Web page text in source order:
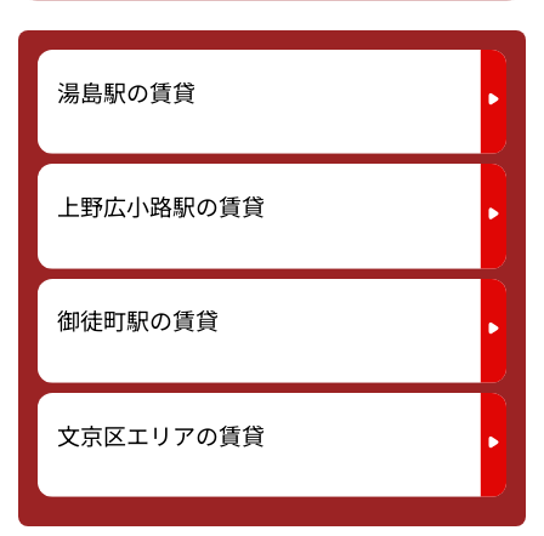
湯島駅の賃貸
上野広小路駅の賃貸
御徒町駅の賃貸
文京区エリアの賃貸